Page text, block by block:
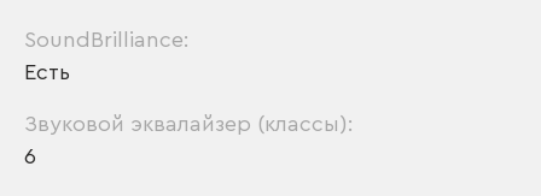
SoundBrilliance:
Есть
Звуковой эквалайзер (классы):
6